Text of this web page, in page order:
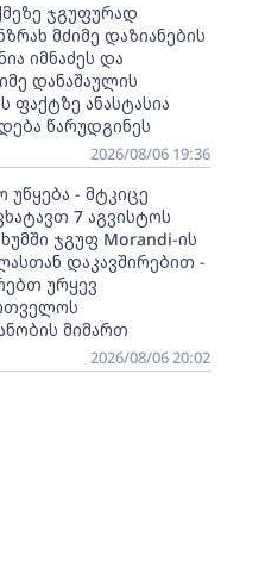
ჯგუფურად
მძიმე დაზიანების
იმნაძეს და
დანაშაულის
ფაქტზე ანასტასია
წარუდგინეს
2026/08/06 19:36
უწყება - მტკიცე
7 აგვისტოს
ჯგუფ Morandi-ის
დაკავშირებით -
ურყევ
მიმართ
2026/08/06 20:02